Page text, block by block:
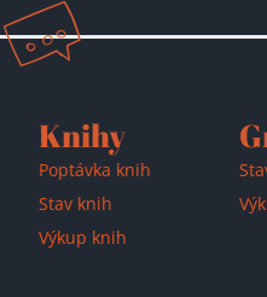
Knihy
Poptávka knih
Stav knih
Výkup knih